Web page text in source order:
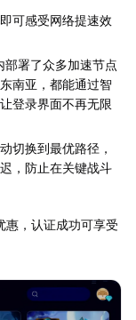
可感受网络提速效
部署了众多加速节点
南亚，都能通过智
登录界面不再无限
切换到最优路径，
，防止在关键战斗
惠，认证成功可享受